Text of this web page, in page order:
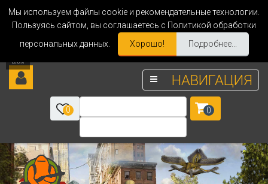
Мы используем файлы cookie и рекомендательные технологии.
Пользуясь сайтом, вы соглашаетесь с Политикой обработки
персональных данных.
Хорошо! Подробнее...
НАВИГАЦИЯ
0 0